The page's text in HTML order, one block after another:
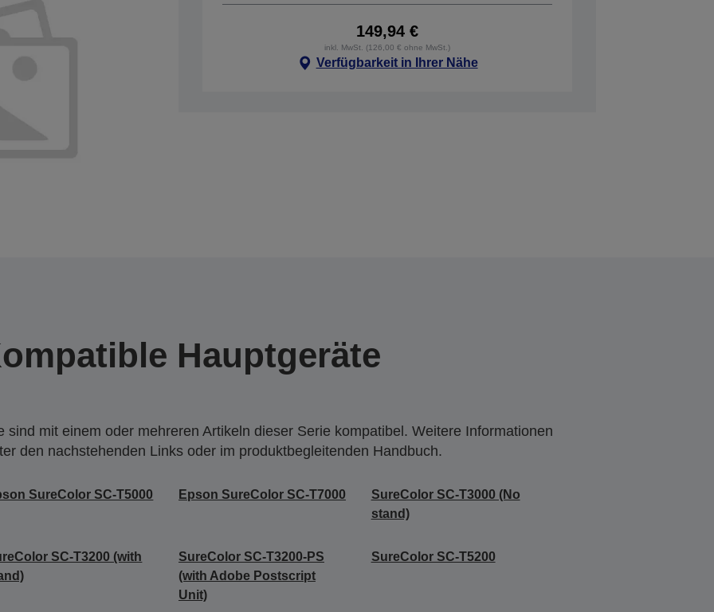
149,94 €
inkl. MwSt. (126,00 € ohne MwSt.)
Verfügbarkeit in Ihrer Nähe
Hauptgeräte
sind mit einem oder mehreren Artikeln dieser Serie kompatibel. Weitere Informationen
den nachstehenden Links oder im produktbegleitenden Handbuch.
SureColor SC-T5000 Epson SureColor SC-T7000
SureColor SC-T3000 (No
stand)
SC-T3200 (with
SureColor SC-T3200-PS
(with Adobe Postscript
Unit)
SureColor SC-T5200